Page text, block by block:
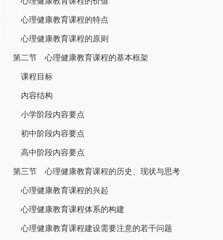
心理健康教育课程的特点
心理健康教育课程的原则
第二节 心理健康教育课程的基本框架
课程目标
内容结构
小学阶段内容要点
初中阶段内容要点
高中阶段内容要点
第三节 心理健康教育课程的历史、现状与思考
心理健康教育课程的兴起
心理健康教育课程体系的构建
心理健康教育课程建设需要注意的若干问题